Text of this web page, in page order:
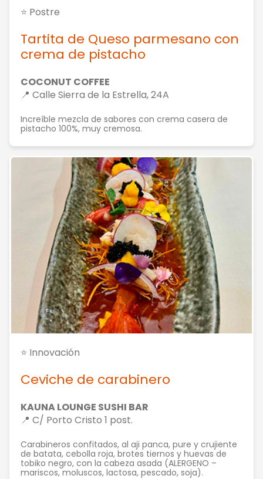
⭐ Postre
Tartita de Queso parmesano con
crema de pistacho
COCONUT COFFEE
📍 Calle Sierra de la Estrella, 24A
Increíble mezcla de sabores con crema casera de
pistacho 100%, muy cremosa.
⭐ Innovación
Ceviche de carabinero
KAUNA LOUNGE SUSHI BAR
📍 C/ Porto Cristo 1 post.
Carabineros confitados, al aji panca, pure y crujiente
de batata, cebolla roja, brotes tiernos y huevas de
tobiko negro, con la cabeza asada (ALERGENO –
mariscos, moluscos, lactosa, pescado, soja).